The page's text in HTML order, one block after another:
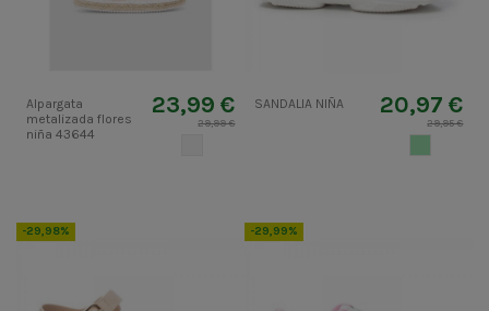
Alpargata
metalizada flores
niña 43644
23,99 €
29,99 €
SANDALIA NIÑA 20,97 €
29,95 €
-29,98% -29,99%